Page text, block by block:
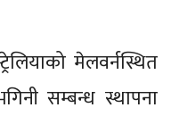
मेलवर्नस्थित
सम्बन्ध स्थापना